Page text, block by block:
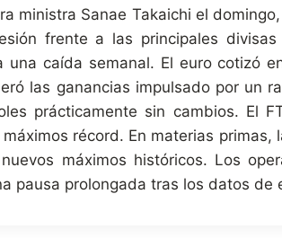
ministra Sanae Takaichi el
frente a las principales
una caída semanal. El euro cotizó
las ganancias impulsado por un
prácticamente sin cambios. El
récord. En materias
máximos históricos. Los
pausa prolongada tras los datos de